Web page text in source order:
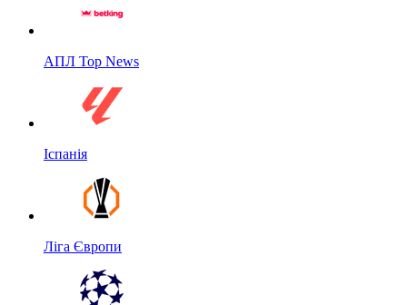
АПЛ Top News
Іспанія
Ліга Європи